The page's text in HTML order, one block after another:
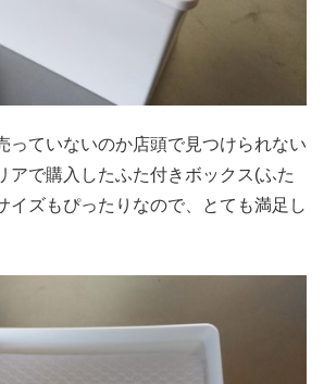
っていないのか店頭で見つけられない
アで購入したふた付きボックス(ふた
イズもぴったりなので、とても満足し